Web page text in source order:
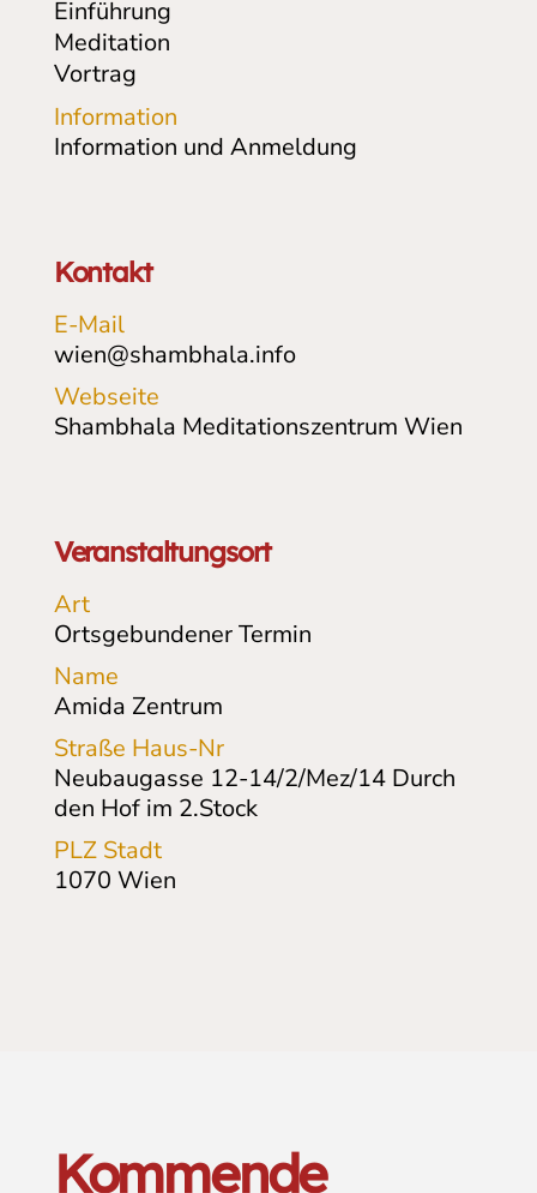
Einführung
Meditation
Vortrag
Information
Information und Anmeldung
Kontakt
E-Mail
wien@shambhala.info
Webseite
Shambhala Meditationszentrum Wien
Veranstaltungsort
Art
Ortsgebundener Termin
Name
Amida Zentrum
Straße Haus-Nr
Neubaugasse 12-14/2/Mez/14 Durch
den Hof im 2.Stock
PLZ Stadt
1070 Wien
Kommende